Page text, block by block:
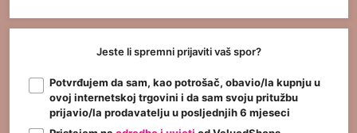
Jeste li spremni prijaviti vaš spor?
Potvrđujem da sam, kao potrošač, obavio/la kupnju u
ovoj internetskoj trgovini i da sam svoju pritužbu
prijavio/la prodavatelju u posljednjih 6 mjeseci